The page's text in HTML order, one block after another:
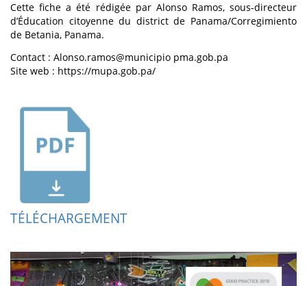
Cette fiche a été rédigée par Alonso Ramos, sous-directeur
d’Éducation citoyenne du district de Panama/Corregimiento
de Betania, Panama.
Contact : Alonso.ramos@municipio pma.gob.pa
Site web : https://mupa.gob.pa/
TÉLÉCHARGEMENT